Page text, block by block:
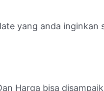
yang anda
Harga bisa